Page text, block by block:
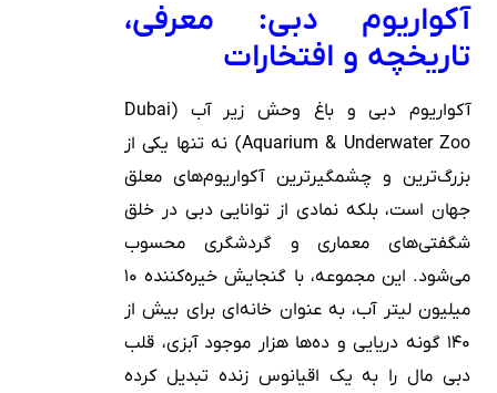
آکواریوم دبی: معرفی،
تاریخچه و افتخارات
آکواریوم دبی و باغ وحش زیر آب (Dubai
Aquarium & Underwater Zoo) نه تنها یکی از
بزرگ‌ترین و چشمگیرترین آکواریوم‌های معلق
جهان است، بلکه نمادی از توانایی دبی در خلق
شگفتی‌های معماری و گردشگری محسوب
می‌شود. این مجموعه، با گنجایش خیره‌کننده ۱۰
میلیون لیتر آب، به عنوان خانه‌ای برای بیش از
۱۴۰ گونه دریایی و ده‌ها هزار موجود آبزی، قلب
دبی مال را به یک اقیانوس زنده تبدیل کرده